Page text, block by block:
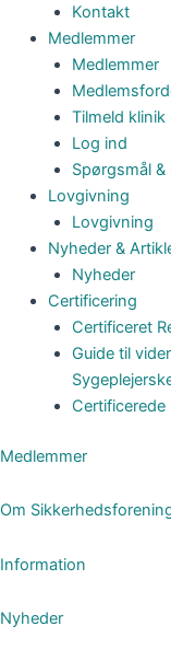
Kontakt
Medlemmer
Medlemmer
Tilmeld klinik
Log ind
Spørgsmål &
Lovgivning
Lovgivning
Nyheder &
Nyheder
Certificering
Certificeret
Guide til
Certificerede
Medlemmer
Om
Information
Nyheder